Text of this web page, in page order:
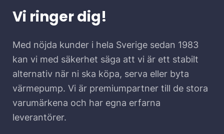
Vi ringer dig!
Med nöjda kunder i hela Sverige sedan 1983
kan vi med säkerhet säga att vi är ett stabilt
alternativ när ni ska köpa, serva eller byta
värmepump. Vi är premiumpartner till de stora
varumärkena och har egna erfarna
leverantörer.